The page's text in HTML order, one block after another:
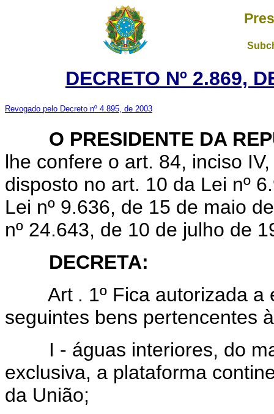
DECRETO Nº 2.869,
Revogado pelo Decreto nº 4.895, de 2003
O PRESIDENTE DA
lhe confere o art. 84, inciso
disposto no art. 10 da Lei nº
Lei nº 9.636, de 15 de maio
nº 24.643, de 10 de julho de
DECRETA:
Art . 1º Fica autorizada
seguintes bens pertencentes
I - águas interiores, do
exclusiva, a plataforma
da União;